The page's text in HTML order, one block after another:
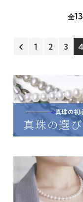
全
1 2 3 4
真珠の初
真珠の選